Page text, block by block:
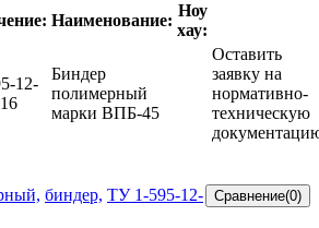
Наименование:
Ноу
хау:
12-
Биндер
полимерный
марки ВПБ-45
Оставить
заявку на
нормативно-
техническую
биндер, ТУ 1-595-12-